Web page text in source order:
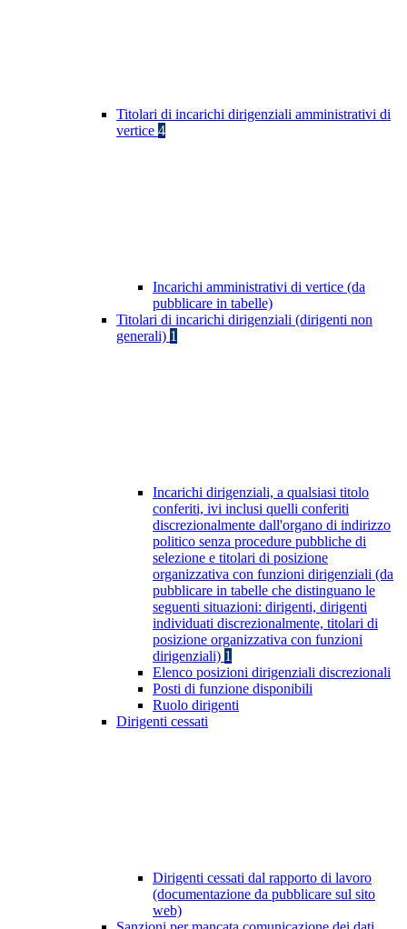
Titolari di incarichi dirigenziali amministrativi di
vertice 4
Incarichi amministrativi di vertice (da
pubblicare in tabelle)
Titolari di incarichi dirigenziali (dirigenti non
generali) 1
Incarichi dirigenziali, a qualsiasi titolo
conferiti, ivi inclusi quelli conferiti
discrezionalmente dall'organo di indirizzo
politico senza procedure pubbliche di
selezione e titolari di posizione
organizzativa con funzioni dirigenziali (da
pubblicare in tabelle che distinguano le
seguenti situazioni: dirigenti, dirigenti
individuati discrezionalmente, titolari di
posizione organizzativa con funzioni
dirigenziali) 1
Elenco posizioni dirigenziali discrezionali
Posti di funzione disponibili
Ruolo dirigenti
Dirigenti cessati
Dirigenti cessati dal rapporto di lavoro
(documentazione da pubblicare sul sito
web)